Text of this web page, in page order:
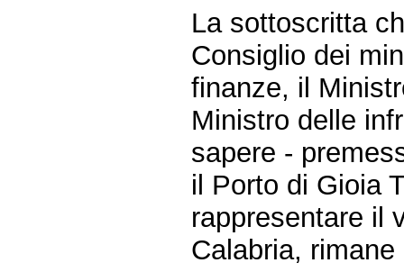
La sottoscritta
Consiglio dei
finanze, il
Ministro delle
sapere -
il Porto di Gioia
rappresentare il
Calabria,